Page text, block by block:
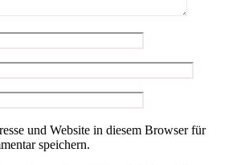
und Website in diesem Browser für
speichern.